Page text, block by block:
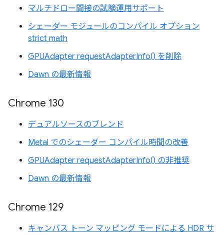
マルチドロー間接の試験運用サポート
シェーダー モジュールのコンパイル オプション
strict math
GPUAdapter requestAdapterInfo() を削除
Dawn の最新情報
Chrome 130
デュアルソースのブレンド
Metal でのシェーダー コンパイル時間の改善
GPUAdapter requestAdapterInfo() の非推奨
Dawn の最新情報
Chrome 129
キャンバス トーン マッピング モードによる HDR サ